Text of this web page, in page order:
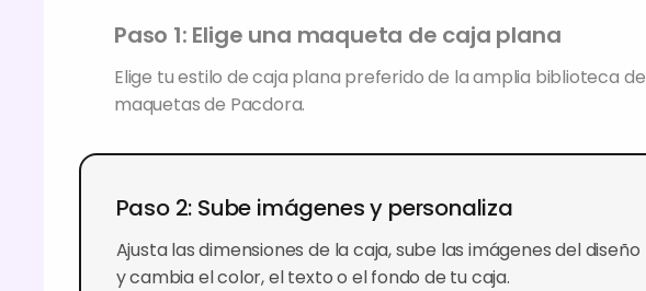
Paso 1: Elige una maqueta de caja plana
Elige tu estilo de caja plana preferido de la amplia biblioteca de
maquetas de Pacdora.
Paso 2: Sube imágenes y personaliza
Ajusta las dimensiones de la caja, sube las imágenes del diseño
y cambia el color, el texto o el fondo de tu caja.